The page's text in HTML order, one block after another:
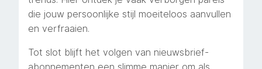
die jouw persoonlijke stijl moeiteloos aanvullen
en verfraaien.
Tot slot blijft het volgen van nieuwsbrief-